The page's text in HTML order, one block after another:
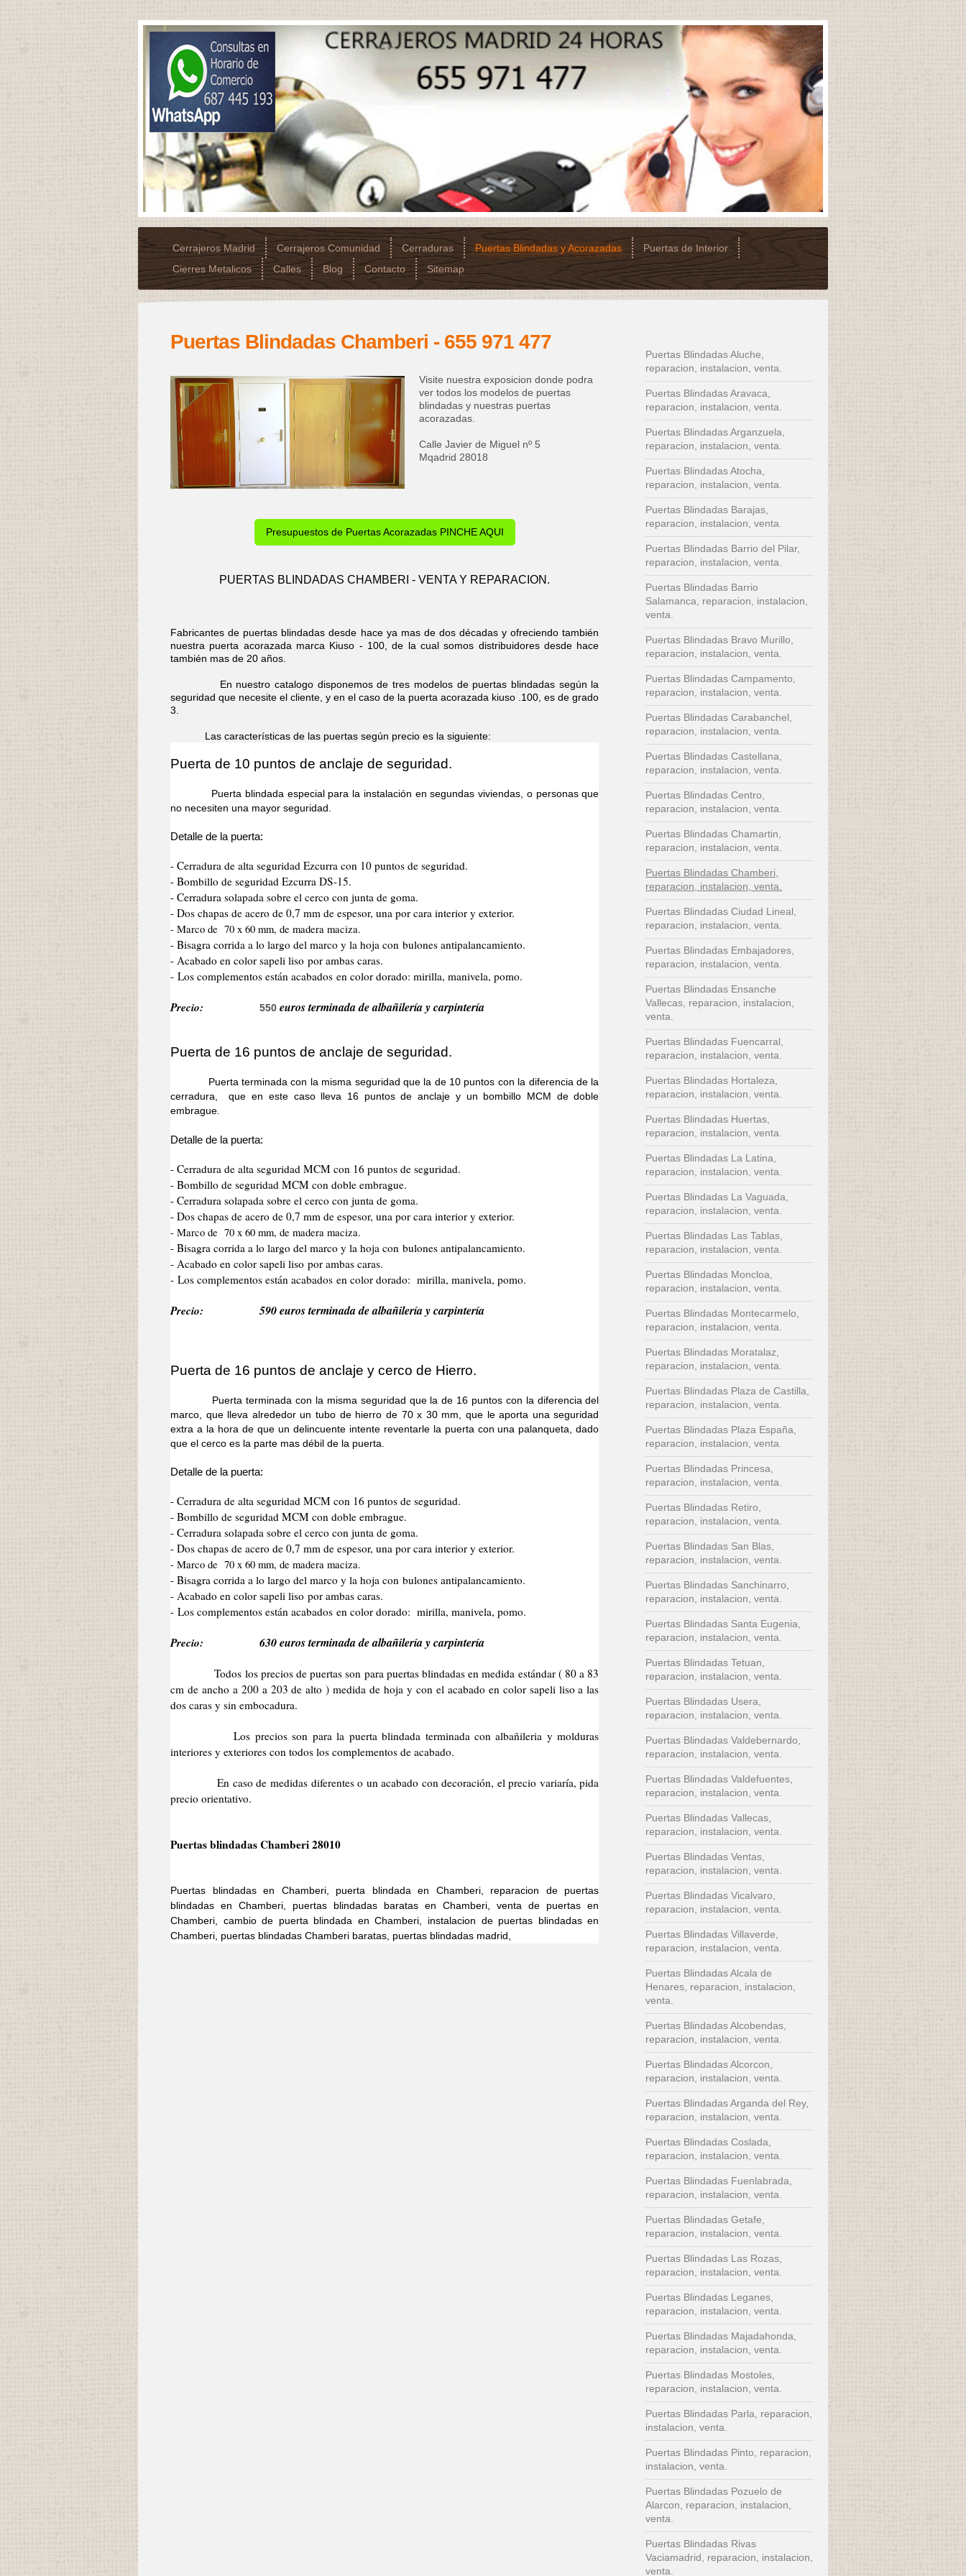
Cerrajeros Madrid Cerrajeros Comunidad Cerraduras Puertas Blindadas y Acorazadas
Puertas de Interior
Cierres Metalicos
Calles Blog Contacto Sitemap
Puertas Blindadas Chamberi - 655 971 477
Visite nuestra exposicion donde podra
ver todos los modelos de puertas
blindadas y nuestras puertas
acorazadas.
Calle Javier de Miguel nº 5
Mqadrid 28018
Presupuestos de Puertas Acorazadas PINCHE AQUI
PUERTAS BLINDADAS CHAMBERI - VENTA Y REPARACION.
Fabricantes de puertas blindadas desde hace ya mas de dos décadas y ofreciendo también
nuestra puerta acorazada marca Kiuso - 100, de la cual somos distribuidores desde hace
también mas de 20 años.
En nuestro catalogo disponemos de tres modelos de puertas blindadas según la
seguridad que necesite el cliente, y en el caso de la puerta acorazada kiuso .100, es de grado
3.
Las características de las puertas según precio es la siguiente:
Puerta de 10 puntos de anclaje de seguridad.
Puerta blindada especial para la instalación en segundas viviendas, o personas que
no necesiten una mayor seguridad.
Detalle de la puerta:
- Cerradura de alta seguridad Ezcurra con 10 puntos de seguridad.
- Bombillo de seguridad Ezcurra DS-15.
- Cerradura solapada sobre el cerco con junta de goma.
- Dos chapas de acero de 0,7 mm de espesor, una por cara interior y exterior.
- Marco de 70 x 60 mm, de madera maciza.
- Bisagra corrida a lo largo del marco y la hoja con bulones antipalancamiento.
- Acabado en color sapeli liso por ambas caras.
- Los complementos están acabados en color dorado: mirilla, manivela, pomo.
Precio: 550 euros terminada de albañilería y carpintería
Puerta de 16 puntos de anclaje de seguridad.
Puerta terminada con la misma seguridad que la de 10 puntos con la diferencia de la
cerradura, que en este caso lleva 16 puntos de anclaje y un bombillo MCM de doble
embrague.
Detalle de la puerta:
- Cerradura de alta seguridad MCM con 16 puntos de seguridad.
- Bombillo de seguridad MCM con doble embrague.
- Cerradura solapada sobre el cerco con junta de goma.
- Dos chapas de acero de 0,7 mm de espesor, una por cara interior y exterior.
- Marco de 70 x 60 mm, de madera maciza.
- Bisagra corrida a lo largo del marco y la hoja con bulones antipalancamiento.
- Acabado en color sapeli liso por ambas caras.
- Los complementos están acabados en color dorado: mirilla, manivela, pomo.
Precio: 590 euros terminada de albañilería y carpintería
Puerta de 16 puntos de anclaje y cerco de Hierro.
Puerta terminada con la misma seguridad que la de 16 puntos con la diferencia del
marco, que lleva alrededor un tubo de hierro de 70 x 30 mm, que le aporta una seguridad
extra a la hora de que un delincuente intente reventarle la puerta con una palanqueta, dado
que el cerco es la parte mas débil de la puerta.
Detalle de la puerta:
- Cerradura de alta seguridad MCM con 16 puntos de seguridad.
- Bombillo de seguridad MCM con doble embrague.
- Cerradura solapada sobre el cerco con junta de goma.
- Dos chapas de acero de 0,7 mm de espesor, una por cara interior y exterior.
- Marco de 70 x 60 mm, de madera maciza.
- Bisagra corrida a lo largo del marco y la hoja con bulones antipalancamiento.
- Acabado en color sapeli liso por ambas caras.
- Los complementos están acabados en color dorado: mirilla, manivela, pomo.
Precio: 630 euros terminada de albañilería y carpintería
Todos los precios de puertas son para puertas blindadas en medida estándar ( 80 a 83
cm de ancho a 200 a 203 de alto ) medida de hoja y con el acabado en color sapeli liso a las
dos caras y sin embocadura.
Los precios son para la puerta blindada terminada con albañileria y molduras
interiores y exteriores con todos los complementos de acabado.
En caso de medidas diferentes o un acabado con decoración, el precio variaría, pida
precio orientativo.
Puertas blindadas Chamberi 28010
Puertas blindadas en Chamberi, puerta blindada en Chamberi, reparacion de puertas
blindadas en Chamberi, puertas blindadas baratas en Chamberi, venta de puertas en
Chamberi, cambio de puerta blindada en Chamberi, instalacion de puertas blindadas en
Chamberi, puertas blindadas Chamberi baratas, puertas blindadas madrid,
Puertas Blindadas Aluche,
reparacion, instalacion, venta.
Puertas Blindadas Aravaca,
reparacion, instalacion, venta.
Puertas Blindadas Arganzuela,
reparacion, instalacion, venta.
Puertas Blindadas Atocha,
reparacion, instalacion, venta.
Puertas Blindadas Barajas,
reparacion, instalacion, venta.
Puertas Blindadas Barrio del Pilar,
reparacion, instalacion, venta.
Puertas Blindadas Barrio
Salamanca, reparacion, instalacion,
venta.
Puertas Blindadas Bravo Murillo,
reparacion, instalacion, venta.
Puertas Blindadas Campamento,
reparacion, instalacion, venta.
Puertas Blindadas Carabanchel,
reparacion, instalacion, venta.
Puertas Blindadas Castellana,
reparacion, instalacion, venta.
Puertas Blindadas Centro,
reparacion, instalacion, venta.
Puertas Blindadas Chamartin,
reparacion, instalacion, venta.
Puertas Blindadas Chamberi,
reparacion, instalacion, venta.
Puertas Blindadas Ciudad Lineal,
reparacion, instalacion, venta.
Puertas Blindadas Embajadores,
reparacion, instalacion, venta.
Puertas Blindadas Ensanche
Vallecas, reparacion, instalacion,
venta.
Puertas Blindadas Fuencarral,
reparacion, instalacion, venta.
Puertas Blindadas Hortaleza,
reparacion, instalacion, venta.
Puertas Blindadas Huertas,
reparacion, instalacion, venta.
Puertas Blindadas La Latina,
reparacion, instalacion, venta.
Puertas Blindadas La Vaguada,
reparacion, instalacion, venta.
Puertas Blindadas Las Tablas,
reparacion, instalacion, venta.
Puertas Blindadas Moncloa,
reparacion, instalacion, venta.
Puertas Blindadas Montecarmelo,
reparacion, instalacion, venta.
Puertas Blindadas Moratalaz,
reparacion, instalacion, venta.
Puertas Blindadas Plaza de Castilla,
reparacion, instalacion, venta.
Puertas Blindadas Plaza España,
reparacion, instalacion, venta.
Puertas Blindadas Princesa,
reparacion, instalacion, venta.
Puertas Blindadas Retiro,
reparacion, instalacion, venta.
Puertas Blindadas San Blas,
reparacion, instalacion, venta.
Puertas Blindadas Sanchinarro,
reparacion, instalacion, venta.
Puertas Blindadas Santa Eugenia,
reparacion, instalacion, venta.
Puertas Blindadas Tetuan,
reparacion, instalacion, venta.
Puertas Blindadas Usera,
reparacion, instalacion, venta.
Puertas Blindadas Valdebernardo,
reparacion, instalacion, venta.
Puertas Blindadas Valdefuentes,
reparacion, instalacion, venta.
Puertas Blindadas Vallecas,
reparacion, instalacion, venta.
Puertas Blindadas Ventas,
reparacion, instalacion, venta.
Puertas Blindadas Vicalvaro,
reparacion, instalacion, venta.
Puertas Blindadas Villaverde,
reparacion, instalacion, venta.
Puertas Blindadas Alcala de
Henares, reparacion, instalacion,
venta.
Puertas Blindadas Alcobendas,
reparacion, instalacion, venta.
Puertas Blindadas Alcorcon,
reparacion, instalacion, venta.
Puertas Blindadas Arganda del Rey,
reparacion, instalacion, venta.
Puertas Blindadas Coslada,
reparacion, instalacion, venta.
Puertas Blindadas Fuenlabrada,
reparacion, instalacion, venta.
Puertas Blindadas Getafe,
reparacion, instalacion, venta.
Puertas Blindadas Las Rozas,
reparacion, instalacion, venta.
Puertas Blindadas Leganes,
reparacion, instalacion, venta.
Puertas Blindadas Majadahonda,
reparacion, instalacion, venta.
Puertas Blindadas Mostoles,
reparacion, instalacion, venta.
Puertas Blindadas Parla, reparacion,
instalacion, venta.
Puertas Blindadas Pinto, reparacion,
instalacion, venta.
Puertas Blindadas Pozuelo de
Alarcon, reparacion, instalacion,
venta.
Puertas Blindadas Rivas
Vaciamadrid, reparacion, instalacion,
venta.